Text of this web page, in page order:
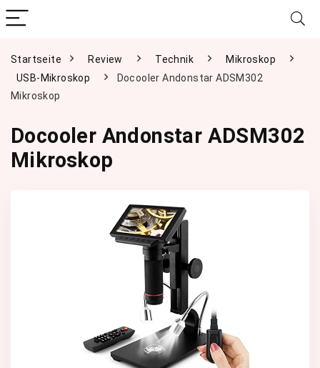
Startseite Review Technik
Mikroskop
USB-Mikroskop
Docooler Andonstar ADSM302
Mikroskop
Docooler Andonstar ADSM302
Mikroskop